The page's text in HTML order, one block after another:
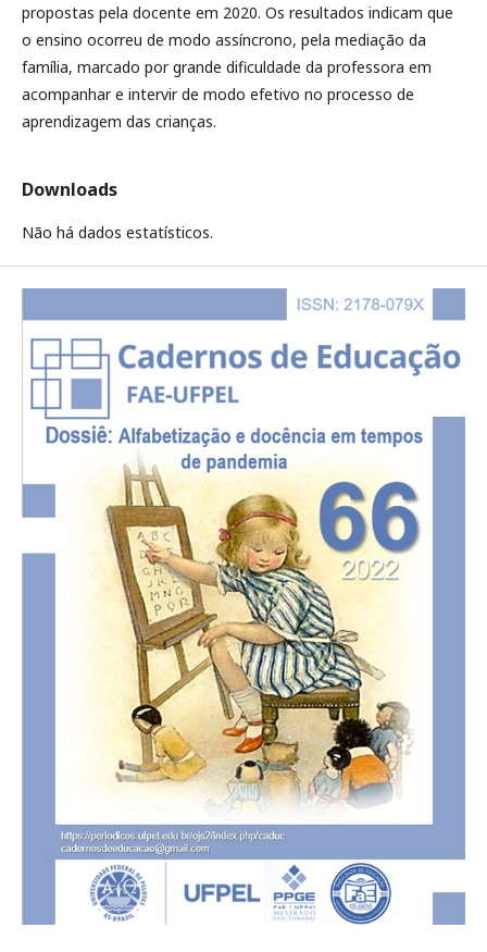
propostas pela docente em 2020. Os resultados indicam que
o ensino ocorreu de modo assíncrono, pela mediação da
família, marcado por grande dificuldade da professora em
acompanhar e intervir de modo efetivo no processo de
aprendizagem das crianças.
Downloads
Não há dados estatísticos.